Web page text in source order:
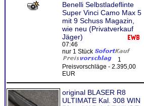
Benelli Selbstladeflinte
Super Vinci Camo Max 5
mit 9 Schuss Magazin,
wie neu (Privatverkauf
Jäger)
07:46
nur 1 Stück
1
Preisvorschläge - 2.395,00
EUR
original BLASER R8
ULTIMATE Kal. 308 WIN